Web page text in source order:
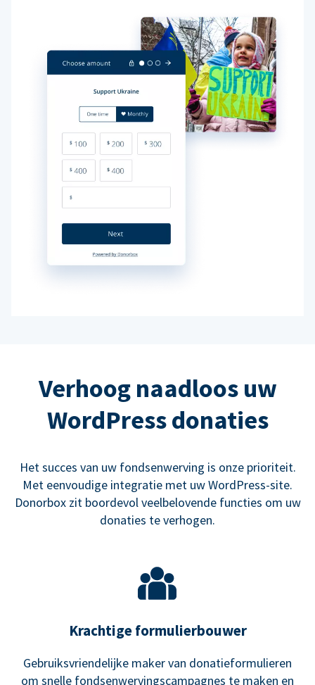
Verhoog naadloos uw
WordPress donaties
Het succes van uw fondsenwerving is onze prioriteit.
Met eenvoudige integratie met uw WordPress-site.
Donorbox zit boordevol veelbelovende functies om uw
donaties te verhogen.
Krachtige formulierbouwer
Gebruiksvriendelijke maker van donatieformulieren
om snelle fondsenwervingscampagnes te maken en